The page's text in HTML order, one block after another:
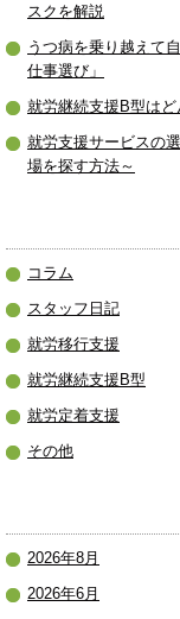
スクを解説
うつ病を乗り越えて
仕事選び」
就労継続支援B型は
就労支援サービスの
場を探す方法～
コラム
スタッフ日記
就労移行支援
就労継続支援B型
就労定着支援
その他
2026年8月
2026年6月